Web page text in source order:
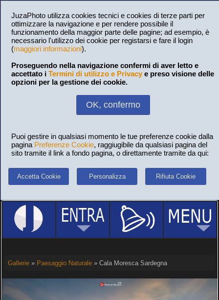
JuzaPhoto utilizza cookies tecnici e cookies di terze parti per
ottimizzare la navigazione e per rendere possibile il
funzionamento della maggior parte delle pagine; ad esempio, è
necessario l'utilizzo dei cookie per registarsi e fare il login
(maggiori informazioni).
Proseguendo nella navigazione confermi di aver letto e
accettato i Termini di utilizzo e Privacy e preso visione delle
opzioni per la gestione dei cookie.
OK, confermo
Puoi gestire in qualsiasi momento le tue preferenze cookie dalla
pagina Preferenze Cookie, raggiugibile da qualsiasi pagina del
sito tramite il link a fondo pagina, o direttamente tramite da qui:
Accetta Cookie Personalizza Rifiuta Cookie
Gallerie» Paesaggio Naturale» Cala Moresca Sardegna